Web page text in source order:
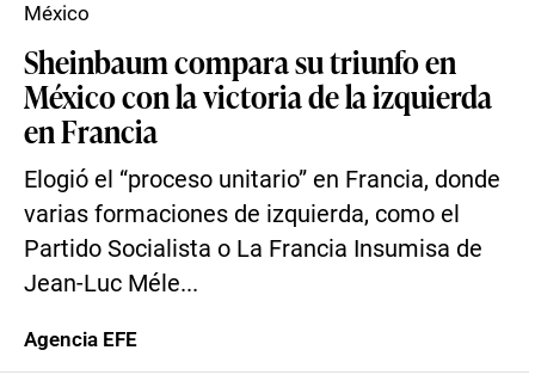
Sheinbaum compara su triunfo en
México con la victoria de la izquierda
en Francia
Elogió el “proceso unitario” en Francia, donde
varias formaciones de izquierda, como el
Partido Socialista o La Francia Insumisa de
Jean-Luc Méle...
México
Agencia EFE